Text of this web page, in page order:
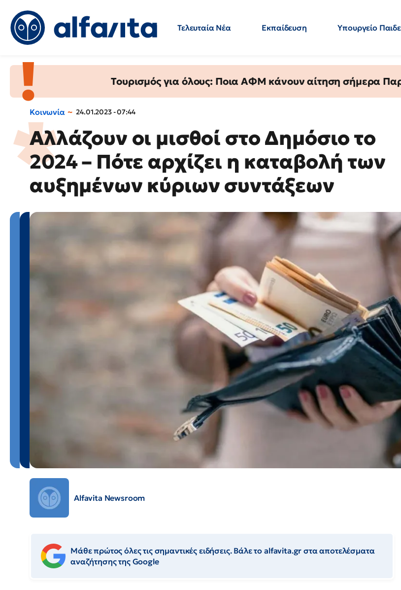
Τελευταία Νέα Εκπαίδευση Υπουργείο
Τουρισμός για όλους: Ποια ΑΦΜ κάνουν αίτηση σήμερα
Κοινωνία 24.01.2023 - 07:44
Αλλάζουν οι μισθοί στο Δημόσιο το
2024 – Πότε αρχίζει η καταβολή των
αυξημένων κύριων συντάξεων
Alfavita Newsroom
Μάθε πρώτος όλες τις σημαντικές ειδήσεις. Βάλε το alfavita.gr στα αποτελέσματα
αναζήτησης της Google